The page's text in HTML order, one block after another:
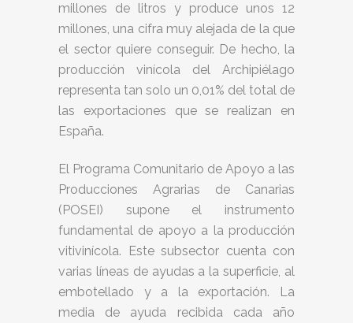
millones de litros y produce unos 12
millones, una cifra muy alejada de la que
el sector quiere conseguir. De hecho, la
producción vinícola del Archipiélago
representa tan solo un 0,01% del total de
las exportaciones que se realizan en
España.
El Programa Comunitario de Apoyo a las
Producciones Agrarias de Canarias
(POSEI) supone el instrumento
fundamental de apoyo a la producción
vitivinícola. Este subsector cuenta con
varias líneas de ayudas a la superficie, al
embotellado y a la exportación. La
media de ayuda recibida cada año